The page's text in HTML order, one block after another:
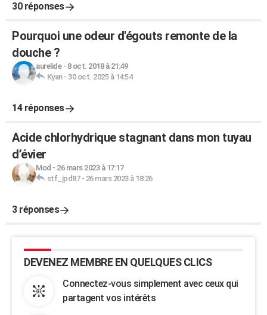
30 réponses
Pourquoi une odeur d'égouts remonte de la
douche ?
aurelide- 8 oct. 2018 à 21:49
Kyan- 30 oct. 2025 à 14:54
14 réponses
Acide chlorhydrique stagnant dans mon tuyau
d’évier
Mod - 26 mars 2023 à 17:17
stf_jpd87- 26 mars 2023 à 18:26
3 réponses
DEVENEZ MEMBRE EN QUELQUES CLICS
Connectez-vous simplement avec ceux qui
partagent vos intérêts